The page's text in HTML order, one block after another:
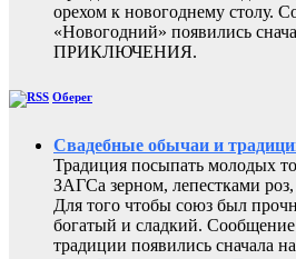
орехом к новогоднему столу.
«Новогодний» появились
ПРИКЛЮЧЕНИЯ.
Оберег
Свадебные обычаи и
Традиция посыпать молодых
ЗАГСа зерном, лепестками
Для того чтобы союз был
богатый и сладкий.
традиции появились сначала